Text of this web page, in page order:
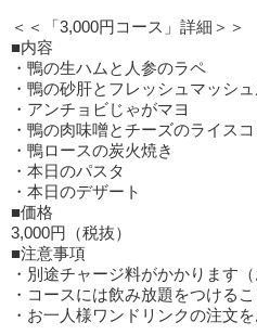
＜＜「3,000円コース」詳細＞＞
■内容
・鴨の生ハムと人参のラペ
・鴨の砂肝とフレッシュマッシ
・アンチョビじゃがマヨ
・鴨の肉味噌とチーズのライス
・鴨ロースの炭火焼き
・本日のパスタ
・本日のデザート
■価格
3,000円（税抜）
■注意事項
・別途チャージ料がかかります
・コースには飲み放題をつける
・お一人様ワンドリンクの注文